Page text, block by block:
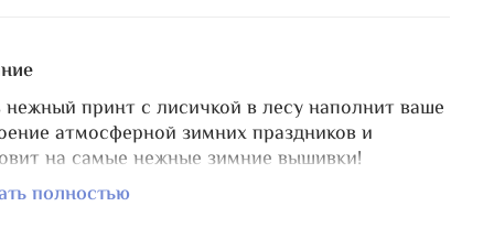
принт с лисичкой в лесу наполнит ваше
атмосферной зимних праздников и
на самые нежные зимние вышивки!
изделия 5,5х5,5 см, отверстие для
бобинки на кольцо\украшения
полностью